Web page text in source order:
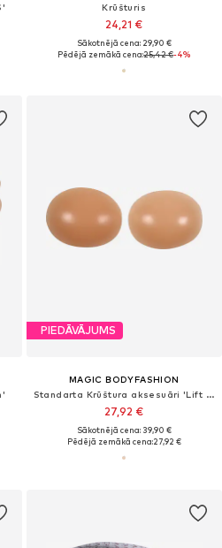
Krūšturis
24,21 €
Sākotnējā cena: 29,90 €
Pēdējā zemākā cena:25,42 €-4%
PIEDĀVĀJUMS
MAGIC BODYFASHION
Standarta Krūštura aksesuāri 'Lift It's'
27,92 €
Sākotnējā cena: 39,90 €
Pēdējā zemākā cena:27,92 €